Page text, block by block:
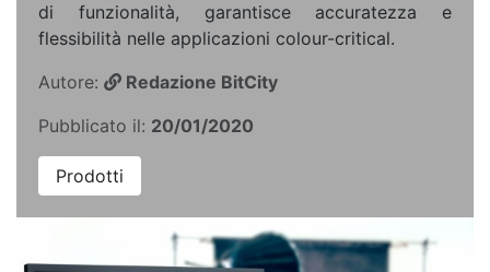
di funzionalità, garantisce accuratezza e
flessibilità nelle applicazioni colour-critical.
Autore:
Redazione BitCity
Pubblicato il: 20/01/2020
Prodotti